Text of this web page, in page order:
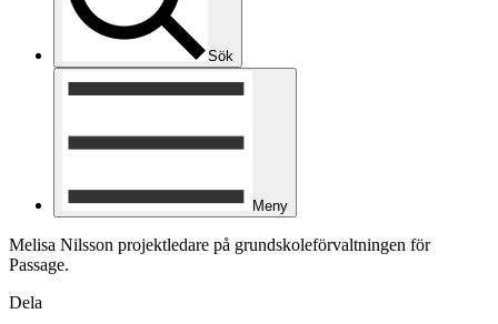
Sök
Meny
Melisa Nilsson projektledare på grundskoleförvaltningen för
Passage.
Dela